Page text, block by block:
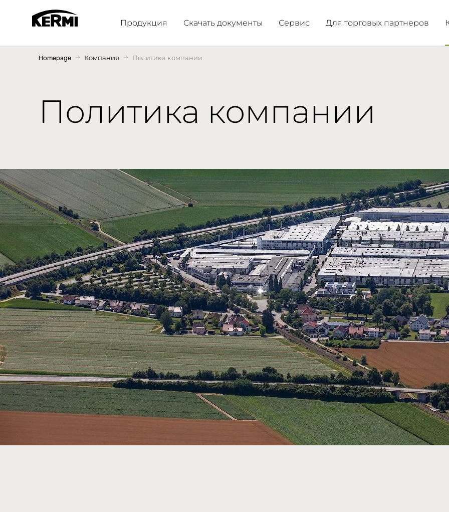
Продукция Скачать документы Сервис Для торговых партнеров
Homepage Компания Политика компании
Политика компании